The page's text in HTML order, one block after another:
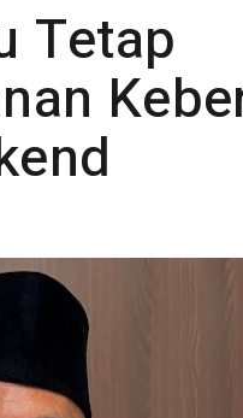
Tetap